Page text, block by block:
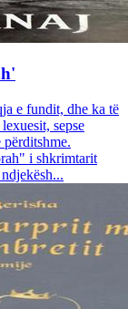
e fundit, dhe ka të
sepse
përditshme.
i shkrimtarit